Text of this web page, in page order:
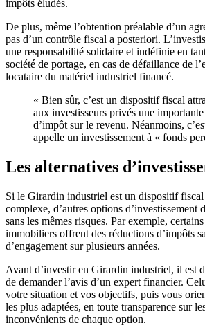
impôts éludés.
De plus, même l’obtention préalable d’un
pas d’un contrôle fiscal a posteriori.
une responsabilité solidaire et indéfinie en
société de portage, en cas de défaillance de
locataire du matériel industriel financé.
« Bien sûr, c’est un dispositif fiscal
aux investisseurs privés une
d’impôt sur le revenu. Néanmoins,
appelle un investissement à « fonds
Les alternatives
Si le Girardin industriel est un dispositif
complexe, d’autres options d’investissement
sans les mêmes risques. Par exemple,
immobiliers offrent des réductions d’impôts
d’engagement sur plusieurs années.
Avant d’investir en Girardin industriel, il est
de demander l’avis d’un expert financier.
votre situation et vos objectifs, puis vous
les plus adaptées, en toute transparence sur
inconvénients de chaque option.